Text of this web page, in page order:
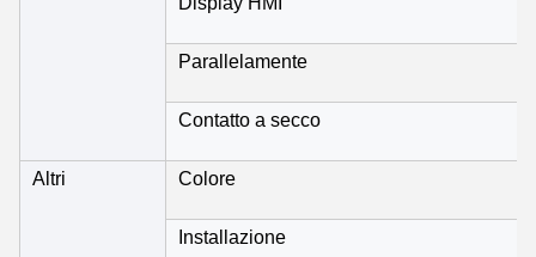
Parallelamente
Contatto a secco
Altri Colore
Installazione